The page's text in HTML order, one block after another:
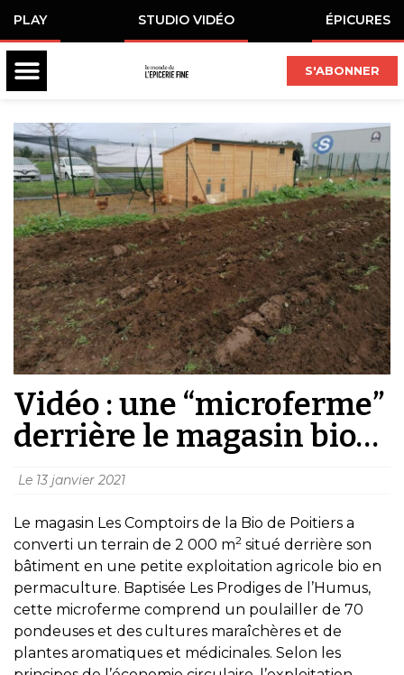
PLAY STUDIO VIDÉO ÉPICURES
S'ABONNER
Vidéo : une “microferme”
derrière le magasin bio…
Le 13 janvier 2021
Le magasin Les Comptoirs de la Bio de Poitiers a
converti un terrain de 2 000 m2 situé derrière son
bâtiment en une petite exploitation agricole bio en
permaculture. Baptisée Les Prodiges de l’Humus,
cette microferme comprend un poulailler de 70
pondeuses et des cultures maraîchères et de
plantes aromatiques et médicinales. Selon les